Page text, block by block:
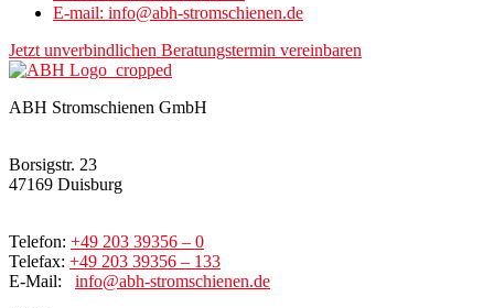
E-mail: info@abh-stromschienen.de
Jetzt unverbindlichen Beratungstermin vereinbaren
ABH Stromschienen GmbH
Borsigstr. 23
47169 Duisburg
Telefon: +49 203 39356 – 0
Telefax: +49 203 39356 – 133
E-Mail: info@abh-stromschienen.de